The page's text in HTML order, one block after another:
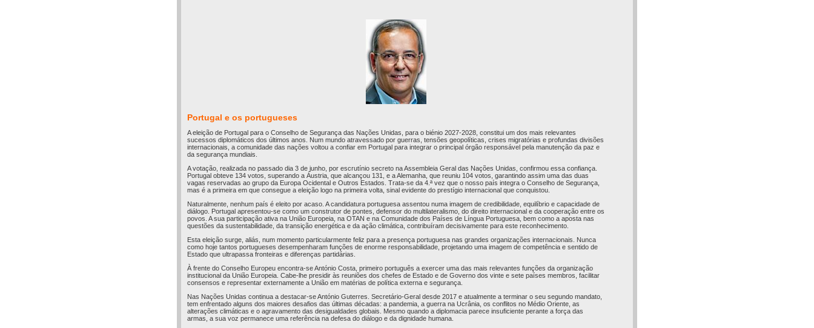
Portugal e os portugueses
A eleição de Portugal para o Conselho de Segurança das Nações Unidas, para o biénio 2027-2028, constitui um dos mais relevantes
sucessos diplomáticos dos últimos anos. Num mundo atravessado por guerras, tensões geopolíticas, crises migratórias e profundas divisões
internacionais, a comunidade das nações voltou a confiar em Portugal para integrar o principal órgão responsável pela manutenção da paz e
da segurança mundiais.
A votação, realizada no passado dia 3 de junho, por escrutínio secreto na Assembleia Geral das Nações Unidas, confirmou essa confiança.
Portugal obteve 134 votos, superando a Áustria, que alcançou 131, e a Alemanha, que reuniu 104 votos, garantindo assim uma das duas
vagas reservadas ao grupo da Europa Ocidental e Outros Estados. Trata-se da 4.ª vez que o nosso país integra o Conselho de Segurança,
mas é a primeira em que consegue a eleição logo na primeira volta, sinal evidente do prestígio internacional que conquistou.
Naturalmente, nenhum país é eleito por acaso. A candidatura portuguesa assentou numa imagem de credibilidade, equilíbrio e capacidade de
diálogo. Portugal apresentou-se como um construtor de pontes, defensor do multilateralismo, do direito internacional e da cooperação entre os
povos. A sua participação ativa na União Europeia, na OTAN e na Comunidade dos Países de Língua Portuguesa, bem como a aposta nas
questões da sustentabilidade, da transição energética e da ação climática, contribuíram decisivamente para este reconhecimento.
Esta eleição surge, aliás, num momento particularmente feliz para a presença portuguesa nas grandes organizações internacionais. Nunca
como hoje tantos portugueses desempenharam funções de enorme responsabilidade, projetando uma imagem de competência e sentido de
Estado que ultrapassa fronteiras e diferenças partidárias.
À frente do Conselho Europeu encontra-se António Costa, primeiro português a exercer uma das mais relevantes funções da organização
institucional da União Europeia. Cabe-lhe presidir às reuniões dos chefes de Estado e de Governo dos vinte e sete países membros, facilitar
consensos e representar externamente a União em matérias de política externa e segurança.
Nas Nações Unidas continua a destacar-se António Guterres. Secretário-Geral desde 2017 e atualmente a terminar o seu segundo mandato,
tem enfrentado alguns dos maiores desafios das últimas décadas: a pandemia, a guerra na Ucrânia, os conflitos no Médio Oriente, as
alterações climáticas e o agravamento das desigualdades globais. Mesmo quando a diplomacia parece insuficiente perante a força das
armas, a sua voz permanece uma referência na defesa do diálogo e da dignidade humana.